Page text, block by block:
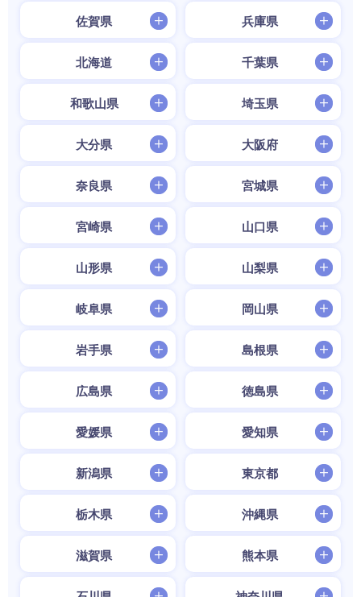
佐賀県 兵庫県
北海道 千葉県
和歌山県 埼玉県
大分県 大阪府
奈良県 宮城県
宮崎県 山口県
山形県 山梨県
岐阜県 岡山県
岩手県 島根県
広島県 徳島県
愛媛県 愛知県
新潟県 東京都
栃木県 沖縄県
滋賀県 熊本県